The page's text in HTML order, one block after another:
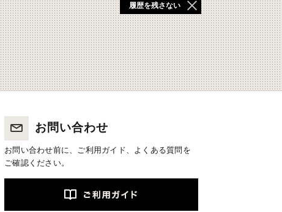
履歴を残さない
お問い合わせ
お問い合わせ前に、ご利用ガイド、よくある質問を
ご確認ください。